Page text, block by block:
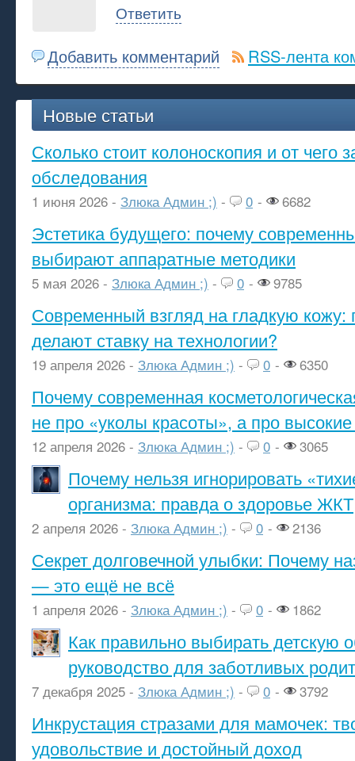
Ответить
Добавить комментарий RSS-лента
Новые статьи
Сколько стоит колоноскопия и от чего
обследования
1 июня 2026 - Злюка Админ ;) - 0 - 6682
Эстетика будущего: почему
выбирают аппаратные методики
5 мая 2026 - Злюка Админ ;) - 0 - 9785
Современный взгляд на гладкую кожу:
делают ставку на технологии?
19 апреля 2026 - Злюка Админ ;) - 0 - 6350
Почему современная
не про «уколы красоты», а про высокие
12 апреля 2026 - Злюка Админ ;) - 0 - 3065
Почему нельзя игнорировать
организма: правда о здоровье ЖКТ
2 апреля 2026 - Злюка Админ ;) - 0 - 2136
Секрет долговечной улыбки: Почему
— это ещё не всё
1 апреля 2026 - Злюка Админ ;) - 0 - 1862
Как правильно выбирать детскую
руководство для заботливых
7 декабря 2025 - Злюка Админ ;) - 0 - 3792
Инкрустация стразами для мамочек:
удовольствие и достойный доход